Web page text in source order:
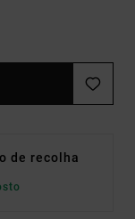
de recolha